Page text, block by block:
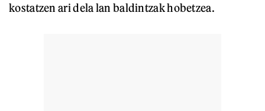
kostatzen ari dela lan baldintzak hobetzea.